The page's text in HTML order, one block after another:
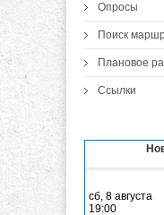
Опросы
Поиск
Плановое
Ссылки